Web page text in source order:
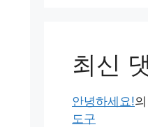
최신
안녕하세요!의
도구